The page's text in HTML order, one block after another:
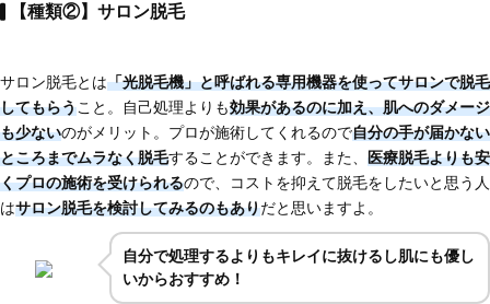
【種類②】サロン脱毛
サロン脱毛とは「光脱毛機」と呼ばれる専用機器を使ってサロンで脱毛
してもらうこと。自己処理よりも効果があるのに加え、肌へのダメージ
も少ないのがメリット。プロが施術してくれるので自分の手が届かない
ところまでムラなく脱毛することができます。また、 医療脱毛よりも安
くプロの施術を受けられるので、コストを抑えて脱毛をしたいと思う人
はサロン脱毛を検討してみるのもありだと思いますよ。
自分で処理するよりもキレイに抜けるし肌にも優し
いからおすすめ！